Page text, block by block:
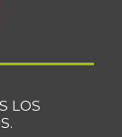
LOS